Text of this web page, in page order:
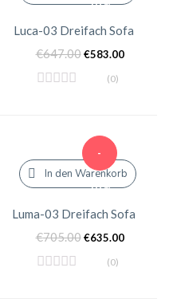
10%
Luca-03 Dreifach Sofa
€647.00 €583.00
(0)
-
10%
In den Warenkorb
Luma-03 Dreifach Sofa
€705.00 €635.00
(0)